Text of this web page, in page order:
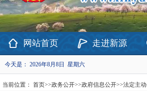
网站首页 走进新源
今天是： 2026年8月8日 星期六
当前位置： 首页>>政务公开>>政府信息公开>>法定主